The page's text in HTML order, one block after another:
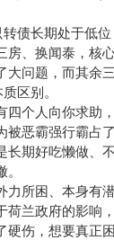
债长期处于低
房、换闻泰，核
大问题，而其余
区别。
四个人向你求助
恶霸强行霸占
长期好吃懒做、
所困、本身有
兰政府的影响
硬伤，想要真正